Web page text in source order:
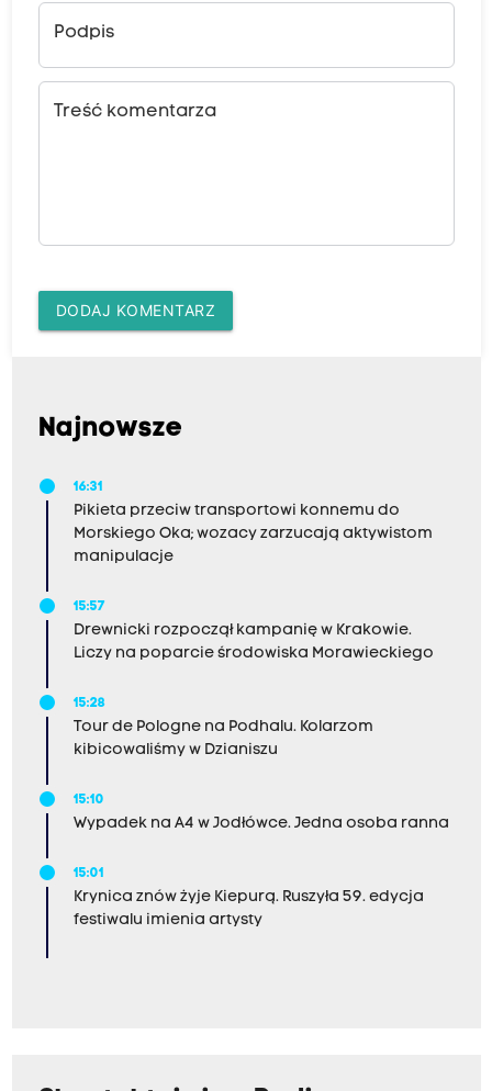
Podpis
Treść komentarza
DODAJ KOMENTARZ
Najnowsze
16:31
Pikieta przeciw transportowi konnemu do
Morskiego Oka; wozacy zarzucają aktywistom
manipulacje
15:57
Drewnicki rozpoczął kampanię w Krakowie.
Liczy na poparcie środowiska Morawieckiego
15:28
Tour de Pologne na Podhalu. Kolarzom
kibicowaliśmy w Dzianiszu
15:10
Wypadek na A4 w Jodłówce. Jedna osoba ranna
15:01
Krynica znów żyje Kiepurą. Ruszyła 59. edycja
festiwalu imienia artysty